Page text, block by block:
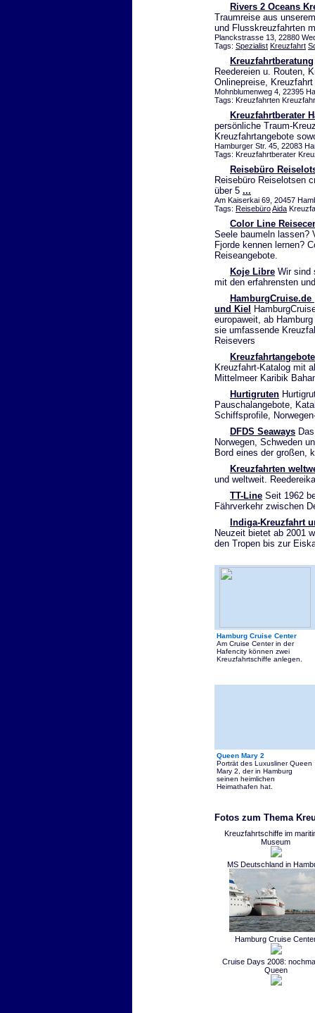
Rivers 2 Oceans
Traumreise aus
und Flusskreuzfahrten
Planckstrasse 13, 22880
Tags: Spezialist Kreuzfahrt
Kreuzfahrtberatung
Reedereien u. Routen,
Onlinepreise, Kreuzfahrt
Mohnblumenweg 4, 22395
Tags: Kreuzfahrten
Kreuzfahrtberater
persönliche Traum-
Kreuzfahrtangebote
Hamburger Str. 45, 22083
Tags: Kreuzfahrtberater
Reisebüro
Reisebüro Reiselotsen
über 5 ...
Am Kaiserkai 69, 20457
Tags: ReisebüroAida
Color Line
Seele baumeln lassen?
Fjorde kennen lernen?
Reiseangebote.
Koje Libre Wir sind
mit den erfahrensten
und Kiel
europaweit, ab
sie umfassende
Reisevers
Kreuzfahrtangebote
Kreuzfahrt-Katalog mit
Mittelmeer Karibik
Hurtigruten
Pauschalangebote,
Schiffsprofile,
DFDS Seaways
Norwegen, Schweden
Bord eines der großen,
Kreuzfahrten
und weltweit.
TT-Line Seit 1962
Fährverkehr zwischen
Indiga-Kreuzfahrt
Neuzeit bietet ab 2001
den Tropen bis zur
Hamburg Cruise Center
Am Cruise Center in der
Hafencity können zwei
Kreuzfahrtschiffe anlegen.
Queen Mary 2
Porträt des Luxusliner Queen
Mary 2, der in Hamburg
seinen heimlichen
Heimathafen hat.
Fotos zum Thema
Kreuzfahrtschiffe im
Museum
MS Deutschland in
Hamburg Cruise
Cruise Days 2008:
Queen